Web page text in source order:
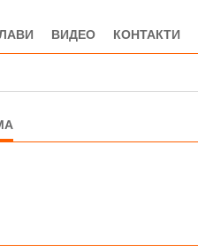
ВИДЕО КОНТАКТИ